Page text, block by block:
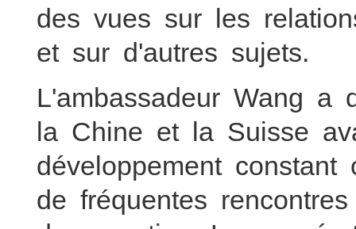
des vues sur les
et sur d'autres sujets.
L'ambassadeur Wang
la Chine et la Suisse
développement
de fréquentes